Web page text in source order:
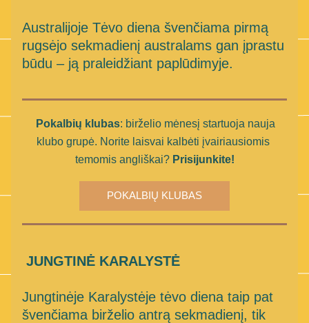
Australijoje Tėvo diena švenčiama pirmą
rugsėjo sekmadienį australams gan įprastu
būdu – ją praleidžiant paplūdimyje.
Pokalbių klubas: birželio mėnesį startuoja nauja
klubo grupė. Norite laisvai kalbėti įvairiausiomis
temomis angliškai? Prisijunkite!
POKALBIŲ KLUBAS
JUNGTINĖ KARALYSTĖ
Jungtinėje Karalystėje tėvo diena taip pat
švenčiama birželio antrą sekmadienį, tik